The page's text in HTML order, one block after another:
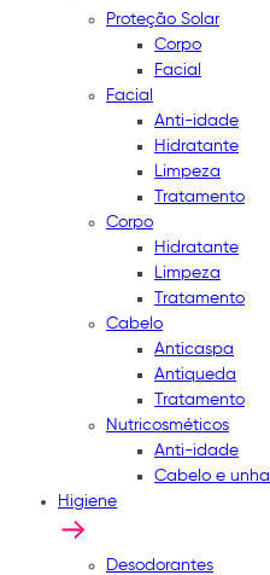
Proteção Solar
Corpo
Facial
Facial
Anti-idade
Hidratante
Limpeza
Tratamento
Corpo
Hidratante
Limpeza
Tratamento
Cabelo
Anticaspa
Antiqueda
Tratamento
Nutricosméticos
Anti-idade
Cabelo e unha
Higiene
Desodorantes